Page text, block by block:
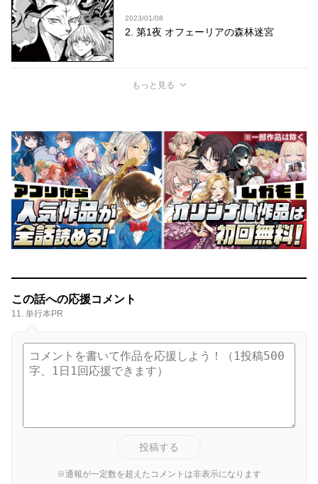
2023/01/08
2. 第1夜 オフェーリアの森林迷宮
もっと見る
この話への応援コメント
11. 単行本PR
投稿する
※通報が一定数を超えたコメントは非表示になります